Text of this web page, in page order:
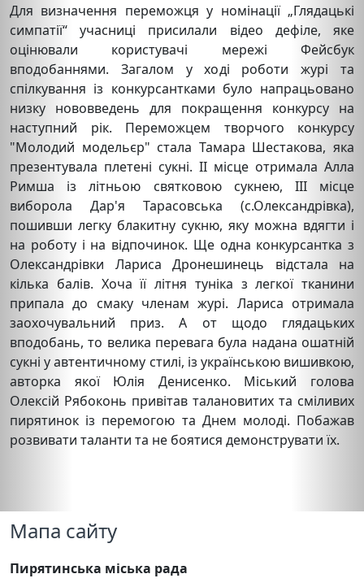
Для визначення переможця у номінації „Глядацькі
симпатії“ учасниці присилали відео дефіле, яке
оцінювали користувачі мережі Фейсбук
вподобаннями. Загалом у ході роботи журі та
спілкування із конкурсантками було напрацьовано
низку нововведень для покращення конкурсу на
наступний рік. Переможцем творчого конкурсу
"Молодий модельєр" стала Тамара Шестакова, яка
презентувала плетені сукні. ІІ місце отримала Алла
Римша із літньою святковою сукнею, ІІІ місце
виборола Дар'я Тарасовська (с.Олександрівка),
пошивши легку блакитну сукню, яку можна вдягти і
на роботу і на відпочинок. Ще одна конкурсантка з
Олександрівки Лариса Дронешинець відстала на
кілька балів. Хоча її літня туніка з легкої тканини
припала до смаку членам журі. Лариса отримала
заохочувальний приз. А от щодо глядацьких
вподобань, то велика перевага була надана ошатній
сукні у автентичному стилі, із українською вишивкою,
авторка якої Юлія Денисенко. Міський голова
Олексій Рябоконь привітав талановитих та сміливих
пирятинок із перемогою та Днем молоді. Побажав
розвивати таланти та не боятися демонструвати їх.
Мапа сайту
Пирятинська міська рада